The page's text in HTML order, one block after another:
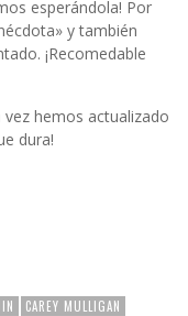
esperándola! Por
y también
¡Recomedable
hemos actualizado
dura!
CAREY MULLIGAN